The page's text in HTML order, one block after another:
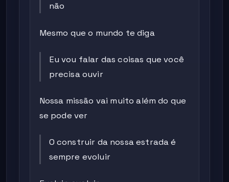
não
Mesmo que o mundo te diga
Eu vou falar das coisas que você
precisa ouvir
Nossa missão vai muito além do que
se pode ver
O construir da nossa estrada é
sempre evoluir